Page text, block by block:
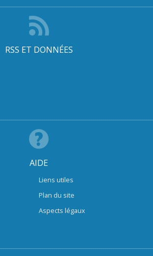
RSS ET DONNÉES
AIDE
Liens utiles
Plan du site
Aspects légaux